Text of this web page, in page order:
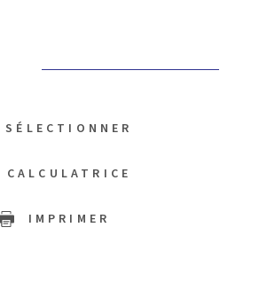
SÉLECTIONNER
CALCULATRICE
IMPRIMER